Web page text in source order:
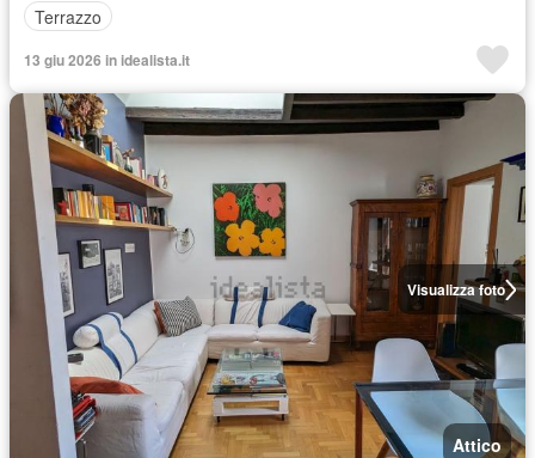
Terrazzo
13 giu 2026 in idealista.it
Visualizza foto
Attico